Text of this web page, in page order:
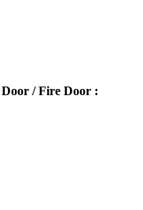
Door / Fire Door :